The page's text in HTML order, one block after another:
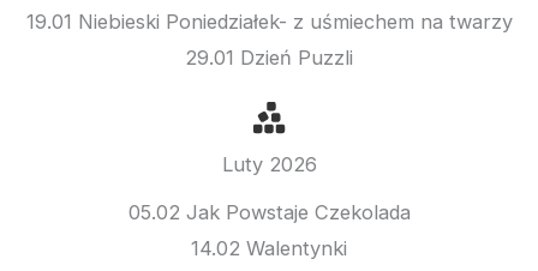
19.01 Niebieski Poniedziałek- z uśmiechem na twarzy
29.01 Dzień Puzzli
Luty 2026
05.02 Jak Powstaje Czekolada
14.02 Walentynki